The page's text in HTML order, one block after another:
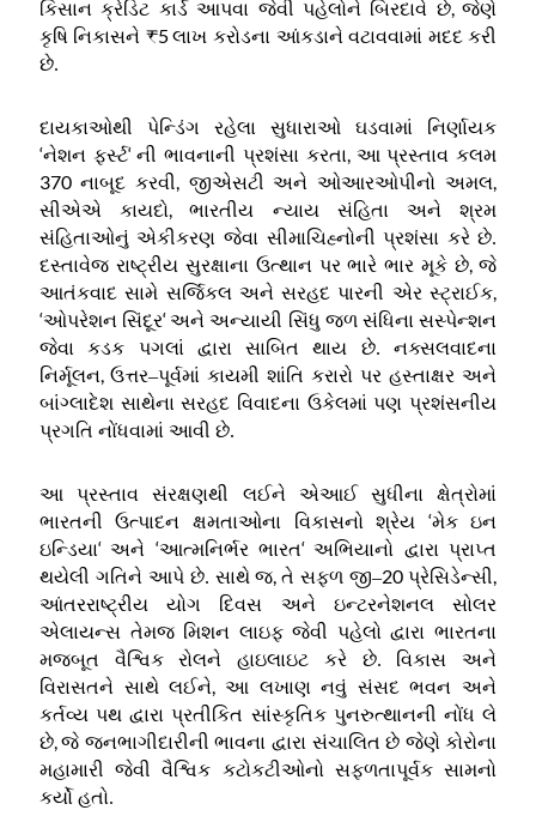
કિસાન ક્રેડિટ કાર્ડ આપવા જેવી પહેલોને બિરદાવે છે,જેણે
કૃષિ નિકાસને ₹5લાખ કરોડના આંકડાને વટાવવામાં મદદ કરી
છે.
દાયકાઓથી પેન્ડિંગ રહેલા સુધારાઓ ઘડવામાં નિર્ણાયક
‘નેશન ફર્સ્ટ‘ની ભાવનાની પ્રશંસા કરતા, આ પ્રસ્તાવ કલમ
370નાબૂદ કરવી, જીએસટી અને ઓઆરઓપીનો અમલ,
સીએએ કાયદો,ભારતીય ન્યાય સંહિતા અને શ્રમ
સંહિતાઓનું એકીકરણ જેવા સીમાચિહ્નોની પ્રશંસા કરે છે.
દસ્તાવેજ રાષ્ટ્રીય સુરક્ષાના ઉત્થાન પર ભારે ભાર મૂકે છે,જે
આતંકવાદ સામે સર્જિકલ અને સરહદ પારની એર સ્ટ્રાઈક,
‘ઓપરેશન સિંદૂર‘અને અન્યાયી સિંધુ જળ સંધિના સસ્પેન્શન
જેવા કડક પગલાં દ્વારા સાબિત થાય છે.નક્સલવાદના
નિર્મૂલન, ઉત્તર–પૂર્વમાં કાયમી શાંતિ કરારો પર હસ્તાક્ષર અને
બાંગ્લાદેશ સાથેના સરહદ વિવાદના ઉકેલમાં પણ પ્રશંસનીય
પ્રગતિ નોંધવામાં આવી છે.
આ પ્રસ્તાવ સંરક્ષણથી લઈને એઆઈ સુધીના ક્ષેત્રોમાં
ભારતની ઉત્પાદન ક્ષમતાઓના વિકાસનો શ્રેય ‘મેક ઇન
ઇન્ડિયા‘અને ‘આત્મનિર્ભર ભારત‘અભિયાનો દ્વારા પ્રાપ્ત
થયેલી ગતિને આપે છે. સાથે જ,તે સફળ જી–20પ્રેસિડેન્સી,
આંતરરાષ્ટ્રીય યોગ દિવસ અને ઇન્ટરનેશનલ સોલર
એલાયન્સ તેમજ મિશન લાઇફ જેવી પહેલો દ્વારા ભારતના
મજબૂત વૈશ્વિક રોલને હાઇલાઇટ કરે છે. વિકાસ અને
વિરાસતને સાથે લઈને, આ લખાણ નવું સંસદ ભવન અને
કર્તવ્ય પથ દ્વારા પ્રતીકિત સાંસ્કૃતિક પુનરુત્થાનની નોંધ લે
છે,જે જનભાગીદારીની ભાવના દ્વારા સંચાલિત છે જેણે કોરોના
મહામારી જેવી વૈશ્વિક કટોકટીઓનો સફળતાપૂર્વક સામનો
કર્યો હતો.